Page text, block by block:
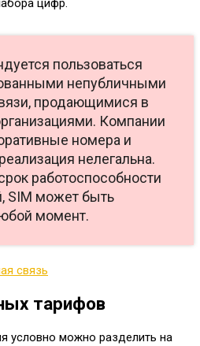
цифр.
пользоваться
непубличными
продающимися в
Компании
номера и
нелегальна.
работоспособности
SIM может быть
момент.
тарифов
условно можно разделить на